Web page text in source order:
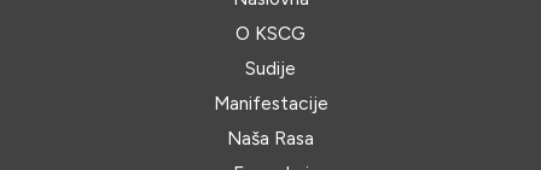
O KSCG
Sudije
Manifestacije
Naša Rasa